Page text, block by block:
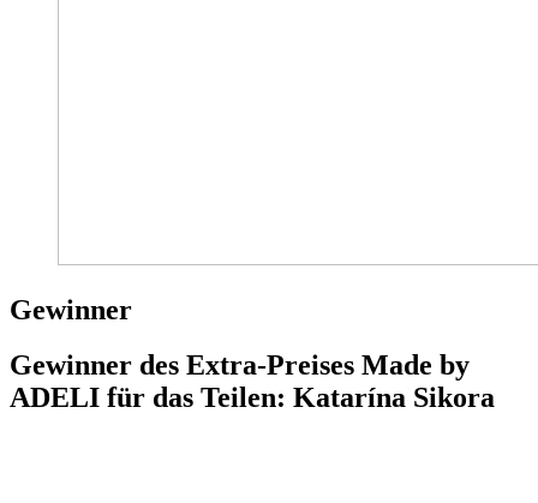
Gewinner
Gewinner des Extra-Preises Made by
ADELI für das Teilen: Katarína Sikora